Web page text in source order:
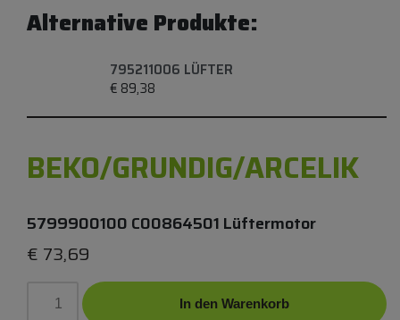
Alternative Produkte:
795211006 LÜFTER
€ 89,38
BEKO/GRUNDIG/ARCELIK
5799900100 C00864501 Lüftermotor
€ 73,69
In den Warenkorb